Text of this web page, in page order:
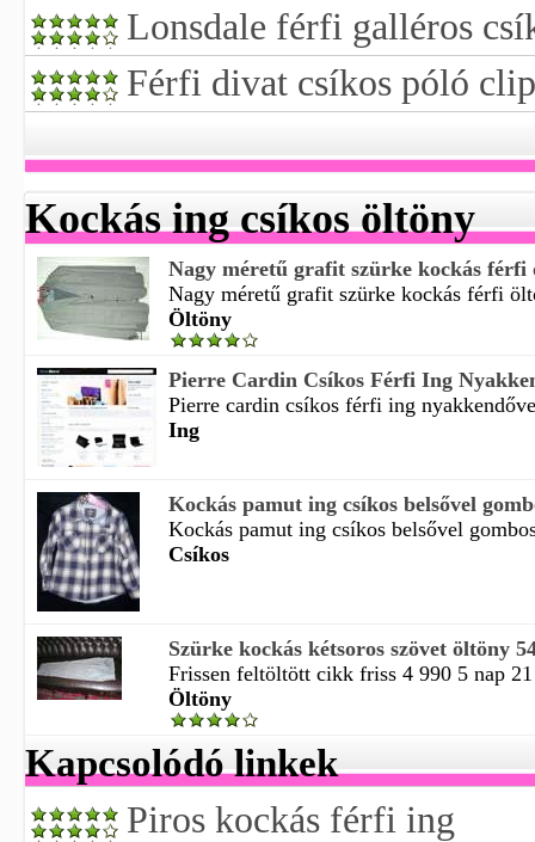
Lonsdale férfi galléros
Férfi divat csíkos póló
Kockás ing csíkos öltöny
Nagy méretű grafit szürke kockás férfi
Nagy méretű grafit szürke kockás férfi
Öltöny
Pierre Cardin Csíkos Férfi Ing
Pierre cardin csíkos férfi ing
Ing
Kockás pamut ing csíkos belsővel
Kockás pamut ing csíkos belsővel
Csíkos
Szürke kockás kétsoros szövet öltöny
Frissen feltöltött cikk friss 4 990 5 nap
Öltöny
Kapcsolódó linkek
Piros kockás férfi ing